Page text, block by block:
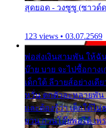
สุดยอด - วงซูซู (ซาวด์
123 views • 03.07.2569
พ่อส่งเงินสามพัน ให้ฉั
บ๊าย บาย จะไปซื้อกาง
เด็กใต้ ลีวายส์อย่างเดี
หวั่น ตกตัวละหลายพัน
และต้องรู้ว่า เด็กใต้ไม่
ยวน กวนโอ๊ยพอได้ เพ